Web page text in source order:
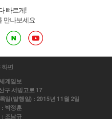
빠르게!
만나보세요
화면
계일보
구 서빙고로 17
일(발행일) : 2015년 11월 2일
: 박정훈
: 조남규